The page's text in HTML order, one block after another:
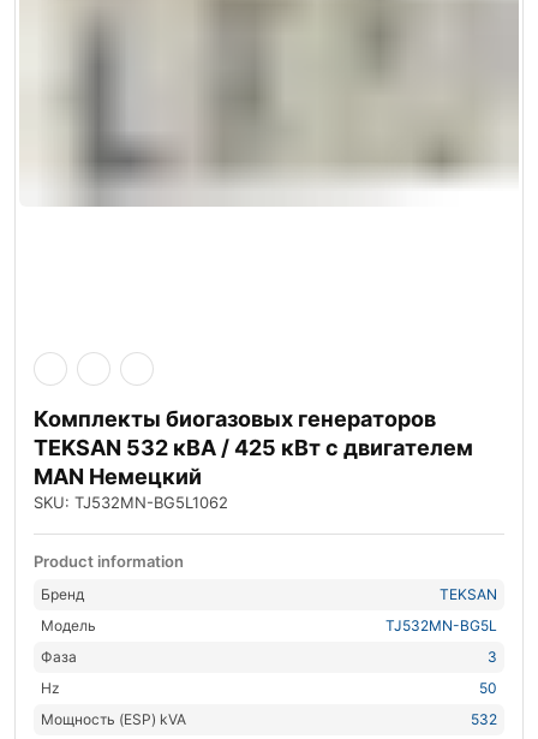
Комплекты биогазовых генераторов
TEKSAN 532 кВА / 425 кВт с двигателем
MAN Немецкий
SKU: TJ532MN-BG5L1062
Product information
Бренд
TEKSAN
Модель
TJ532MN-BG5L
Фаза
3
Hz
50
Мощность (ESP) kVA
532